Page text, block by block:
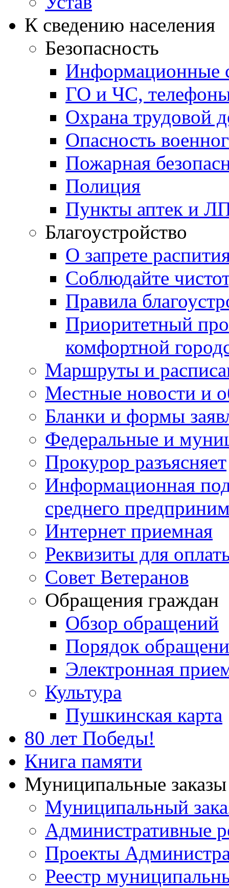
К сведению населения
Безопасность
Информационные
ГО и ЧС,
Охрана трудовой
Опасность
Пожарная
Полиция
Пункты аптек и
Благоустройство
О запрете
Соблюдайте
Правила
Приоритетный
комфортной
Маршруты и
Местные новости и
Бланки и формы
Федеральные и
Прокурор разъясняет
Информационная
среднего
Интернет приемная
Реквизиты для
Совет Ветеранов
Обращения граждан
Обзор обращений
Порядок
Электронная
Культура
Пушкинская карта
80 лет Победы!
Книга памяти
Муниципальные
Муниципальный
Административные
Проекты
Реестр